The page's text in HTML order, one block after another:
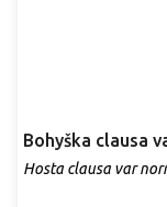
Bohyška clausa
Hosta clausa var